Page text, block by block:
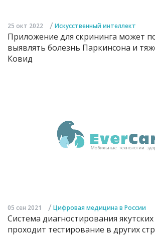
25 окт 2022 / Искусственный интеллект
Приложение для скрининга может
выявлять болезнь Паркинсона и
Ковид
05 сен 2021 / Цифровая медицина в России
Система диагностирования
проходит тестирование в других